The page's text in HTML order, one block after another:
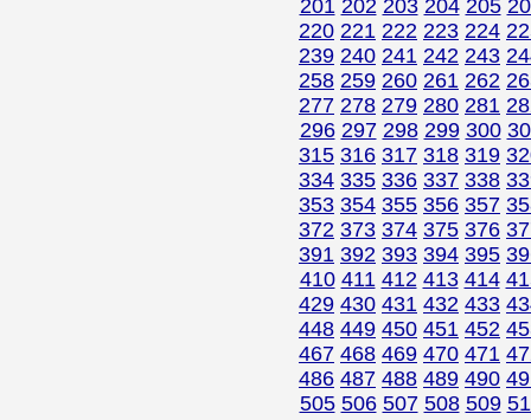
201 202 203 204 205
220 221 222 223 224
239 240 241 242 243
258 259 260 261 262
277 278 279 280 281
296 297 298 299 300
315 316 317 318 319
334 335 336 337 338
353 354 355 356 357
372 373 374 375 376
391 392 393 394 395
410 411 412 413 414
429 430 431 432 433
448 449 450 451 452
467 468 469 470 471
486 487 488 489 490
505 506 507 508 509